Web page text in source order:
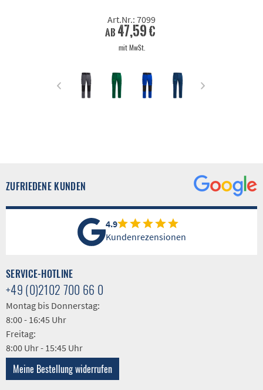
Art.Nr.: 7099
ab 47,59 €
mit MwSt.
ZUFRIEDENE KUNDEN
4.9
Kundenrezensionen
SERVICE-HOTLINE
+49 (0)2102 700 66 0
Montag bis Donnerstag:
8:00 - 16:45 Uhr
Freitag:
8:00 Uhr - 15:45 Uhr
Meine Bestellung widerrufen